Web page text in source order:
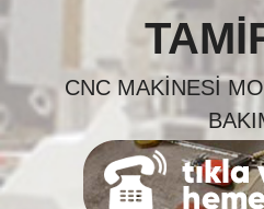
CNC MAKINESI